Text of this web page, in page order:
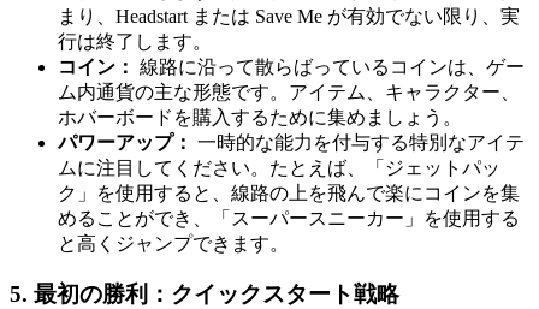
まり、Headstart または Save Me が有効でない限り、実
行は終了します。
コイン： 線路に沿って散らばっているコインは、ゲー
ム内通貨の主な形態です。アイテム、キャラクター、
ホバーボードを購入するために集めましょう。
パワーアップ： 一時的な能力を付与する特別なアイテ
ムに注目してください。たとえば、「ジェットパッ
ク」を使用すると、線路の上を飛んで楽にコインを集
めることができ、「スーパースニーカー」を使用する
と高くジャンプできます。
5. 最初の勝利：クイックスタート戦略